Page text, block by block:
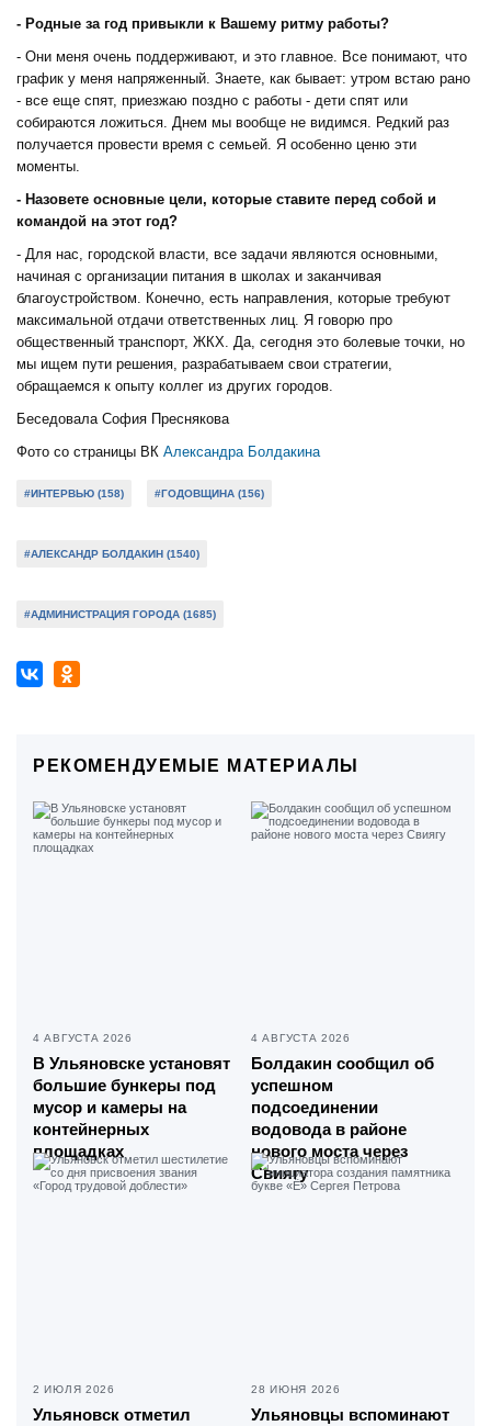
- Родные за год привыкли к Вашему ритму работы?
- Они меня очень поддерживают, и это главное. Все понимают, что
график у меня напряженный. Знаете, как бывает: утром встаю рано
- все еще спят, приезжаю поздно с работы - дети спят или
собираются ложиться. Днем мы вообще не видимся. Редкий раз
получается провести время с семьей. Я особенно ценю эти
моменты.
- Назовете основные цели, которые ставите перед собой и
командой на этот год?
- Для нас, городской власти, все задачи являются основными,
начиная с организации питания в школах и заканчивая
благоустройством. Конечно, есть направления, которые требуют
максимальной отдачи ответственных лиц. Я говорю про
общественный транспорт, ЖКХ. Да, сегодня это болевые точки, но
мы ищем пути решения, разрабатываем свои стратегии,
обращаемся к опыту коллег из других городов.
Беседовала София Преснякова
Фото со страницы ВК Александра Болдакина
#ИНТЕРВЬЮ (158) #ГОДОВЩИНА (156)
#АЛЕКСАНДР БОЛДАКИН (1540)
#АДМИНИСТРАЦИЯ ГОРОДА (1685)
РЕКОМЕНДУЕМЫЕ МАТЕРИАЛЫ
4 АВГУСТА 2026
В Ульяновске установят
большие бункеры под
мусор и камеры на
контейнерных
площадках
4 АВГУСТА 2026
Болдакин сообщил об
успешном
подсоединении
водовода в районе
нового моста через
Свиягу
2 ИЮЛЯ 2026
Ульяновск отметил
28 ИЮНЯ 2026
Ульяновцы вспоминают